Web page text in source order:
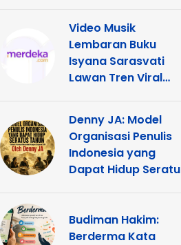
Terancam?
Video Musik
Lembaran Buku
Isyana Sarasvati
Lawan Tren Viral
Denny JA: Model
Organisasi Penulis
Indonesia yang
Dapat Hidup
Budiman Hakim:
Berderma Kata